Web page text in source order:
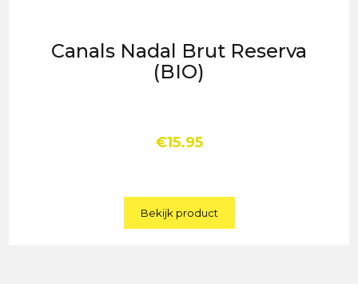
Canals Nadal Brut Reserva
(BIO)
€15.95
Bekijk product